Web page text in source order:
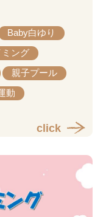
Baby白ゆり
ング
親子プール
動
click